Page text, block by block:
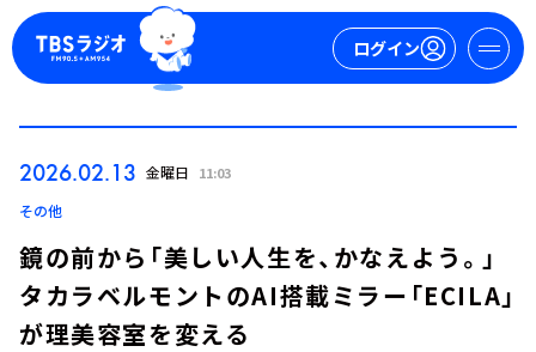
ログイン
2026.02.13 金曜日 11:03
その他
鏡の前から「美しい人生を、かなえよう。」
タカラベルモントのAI搭載ミラー「ECILA」
が理美容室を変える